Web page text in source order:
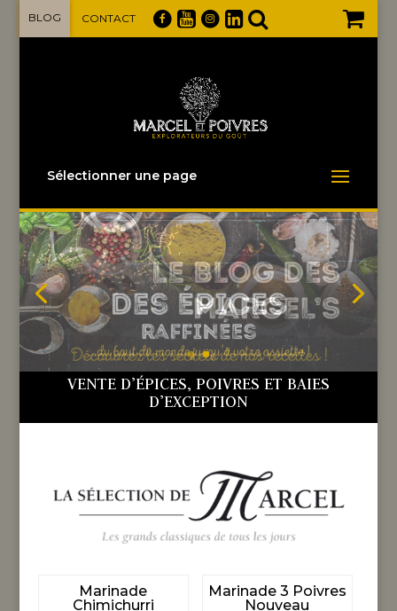
BLOG CONTACT
Sélectionner une page
VENTE D’ÉPICES, POIVRES ET BAIES
D’EXCEPTION
Marinade
Chimichurri
Marinade 3 Poivres
Nouveau